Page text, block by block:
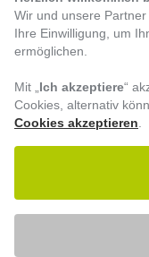
BESUCHEN SIE UNS
Wir und unsere
Ihre Einwilligung, um
ermöglichen.
Mit „ Ich akzeptiere“
Cookies, alternativ
Cookies akzeptieren